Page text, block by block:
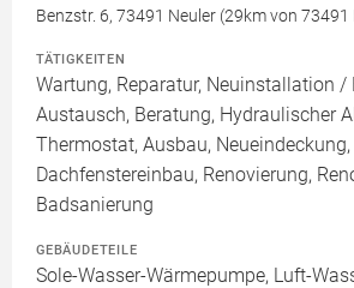
Benzstr. 6, 73491 Neuler (29km von 73491
TÄTIGKEITEN
Wartung, Reparatur, Neuinstallation /
Austausch, Beratung, Hydraulischer
Thermostat, Ausbau, Neueindeckung,
Dachfenstereinbau, Renovierung,
Badsanierung
GEBÄUDETEILE
Sole-Wasser-Wärmepumpe, Luft-